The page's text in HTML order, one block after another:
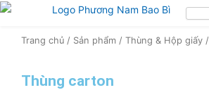
Nhảy
Trang chủ / Sản phẩm / Thùng & Hộp giấy
Thùng carton